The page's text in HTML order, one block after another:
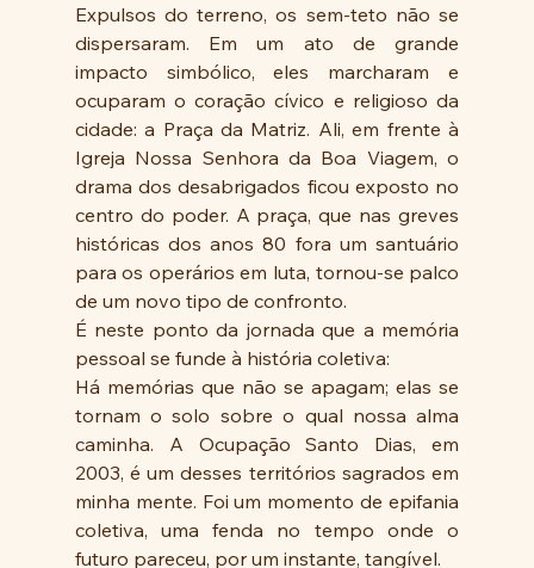
Expulsos do terreno, os sem-teto não se
dispersaram. Em um ato de grande
impacto simbólico, eles marcharam e
ocuparam o coração cívico e religioso da
cidade: a Praça da Matriz. Ali, em frente à
Igreja Nossa Senhora da Boa Viagem, o
drama dos desabrigados ficou exposto no
centro do poder. A praça, que nas greves
históricas dos anos 80 fora um santuário
para os operários em luta, tornou-se palco
de um novo tipo de confronto.
É neste ponto da jornada que a memória
pessoal se funde à história coletiva:
Há memórias que não se apagam; elas se
tornam o solo sobre o qual nossa alma
caminha. A Ocupação Santo Dias, em
2003, é um desses territórios sagrados em
minha mente. Foi um momento de epifania
coletiva, uma fenda no tempo onde o
futuro pareceu, por um instante, tangível.